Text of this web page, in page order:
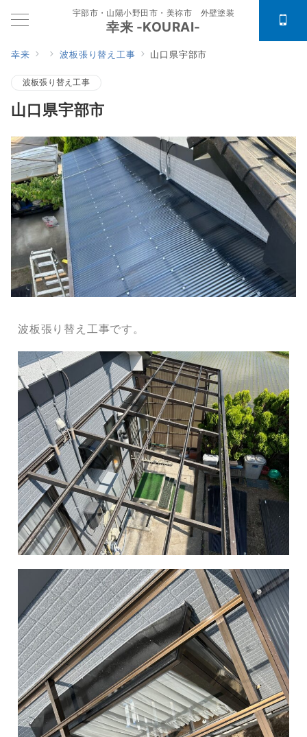
宇部市・山陽小野田市・美祢市 外壁塗装
幸来 -KOURAI-
幸来 波板張り替え工事 山口県宇部市
波板張り替え工事
山口県宇部市
波板張り替え工事です。